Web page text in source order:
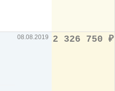
08.08.2019 2 326 750 ₽